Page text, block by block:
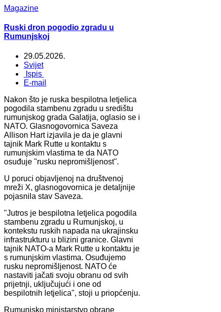
Magazine
Ruski dron pogodio zgradu u
Rumunjskoj
29.05.2026.
Svijet
Ispis
E-mail
Nakon što je ruska bespilotna letjelica
pogodila stambenu zgradu u središtu
rumunjskog grada Galațija, oglasio se i
NATO. Glasnogovornica Saveza
Allison Hart izjavila je da je glavni
tajnik Mark Rutte u kontaktu s
rumunjskim vlastima te da NATO
osuđuje "rusku nepromišljenost".
U poruci objavljenoj na društvenoj
mreži X, glasnogovornica je detaljnije
pojasnila stav Saveza.
"Jutros je bespilotna letjelica pogodila
stambenu zgradu u Rumunjskoj, u
kontekstu ruskih napada na ukrajinsku
infrastrukturu u blizini granice. Glavni
tajnik NATO-a Mark Rutte u kontaktu je
s rumunjskim vlastima. Osuđujemo
rusku nepromišljenost. NATO će
nastaviti jačati svoju obranu od svih
prijetnji, uključujući i one od
bespilotnih letjelica", stoji u priopćenju.
Rumunjsko ministarstvo obrane